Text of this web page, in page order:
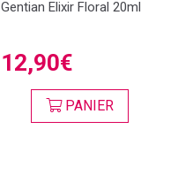
Gentian Elixir Floral 20ml
12,90€
PANIER